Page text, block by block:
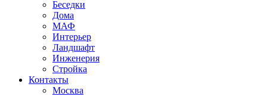
Беседки
Дома
МАФ
Интерьер
Ландшафт
Инженерия
Стройка
Контакты
Москва